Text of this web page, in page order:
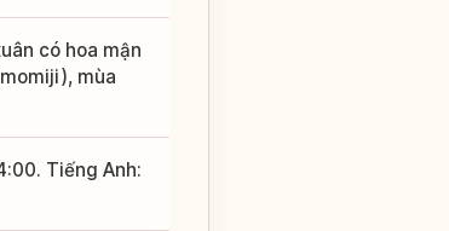
có hoa mận
mùa
Tiếng Anh: